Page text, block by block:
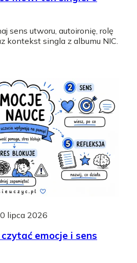
sens utworu, autoironię, rolę
kontekst singla z albumu NIC.
lipca 2026
emocje i sens